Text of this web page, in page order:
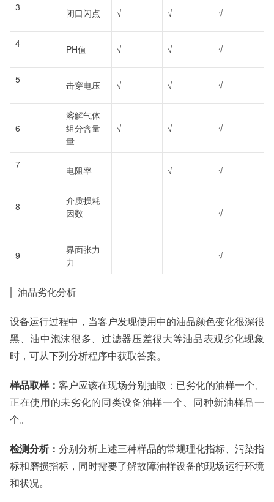
3 闭口闪点 √ √ √
4 PH值 √ √ √
5 击穿电压 √ √ √
6
溶解气体
组分含量
量
√ √ √
7 电阻率 √ √
8
介质损耗
因数
√
9
界面张力
力
√
油品劣化分析
设备运行过程中，当客户发现使用中的油品颜色变化很深很
黑、油中泡沫很多、过滤器压差很大等油品表观劣化现象
时，可从下列分析程序中获取答案。
样品取样： 客户应该在现场分别抽取：已劣化的油样一个、
正在使用的未劣化的同类设备油样一个、同种新油样品一
个。
检测分析： 分别分析上述三种样品的常规理化指标、污染指
标和磨损指标，同时需要了解故障油样设备的现场运行环境
和状况。